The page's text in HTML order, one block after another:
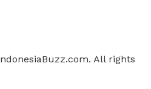
All rights